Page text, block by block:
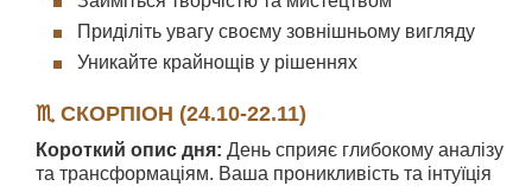
Приділіть увагу своєму зовнішньому вигляду
Уникайте крайнощів у рішеннях
♏ СКОРПІОН (24.10-22.11)
Короткий опис дня: День сприяє глибокому аналізу
та трансформаціям. Ваша проникливість та інтуїція